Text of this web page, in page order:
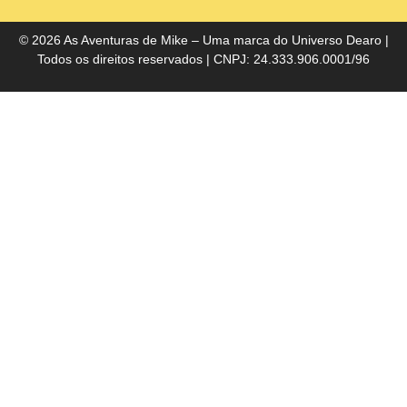
© 2026 As Aventuras de Mike – Uma marca do Universo Dearo|
Todos os direitos reservados | CNPJ: 24.333.906.0001/96